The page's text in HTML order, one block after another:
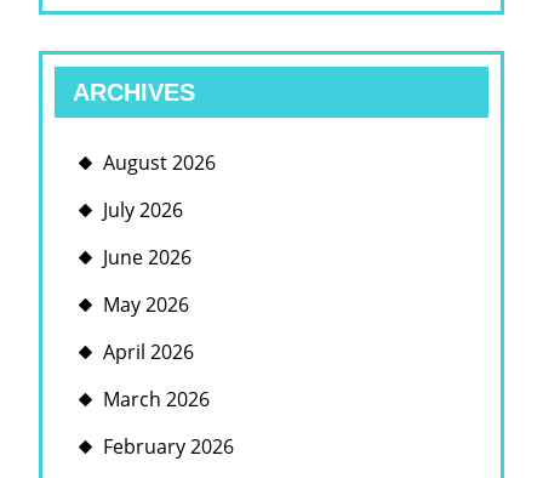
ARCHIVES
August 2026
July 2026
June 2026
May 2026
April 2026
March 2026
February 2026